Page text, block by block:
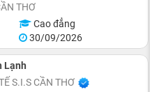
THƠ
Cao đẳng
30/09/2026
Lạnh
S.I.S CẦN THƠ